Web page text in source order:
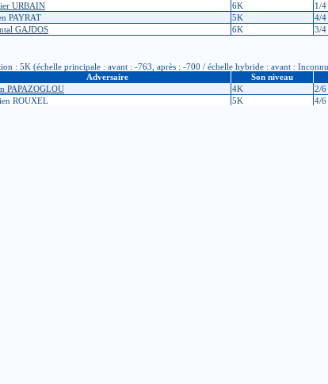
URBAIN 6K 1/4
PAYRAT 5K 4/4
GAJDOS 6K 3/4
: 5K (échelle principale : avant : -763, après : -700 / échelle hybride : avant :
Adversaire Son niveau
PAPAZOGLOU 4K 2/6
ROUXEL 5K 4/6